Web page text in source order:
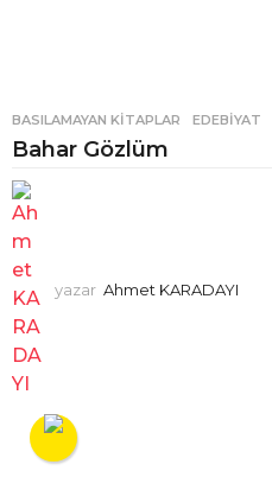
BASILAMAYAN KITAPLAR ,EDEBIYAT
Bahar Gözlüm
yazar Ahmet KARADAYI